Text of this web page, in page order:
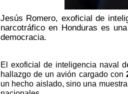
Jesús Romero, exoficial de
narcotráfico en Honduras es
democracia.
El exoficial de inteligencia naval
hallazgo de un avión cargado con
un hecho aislado, sino una